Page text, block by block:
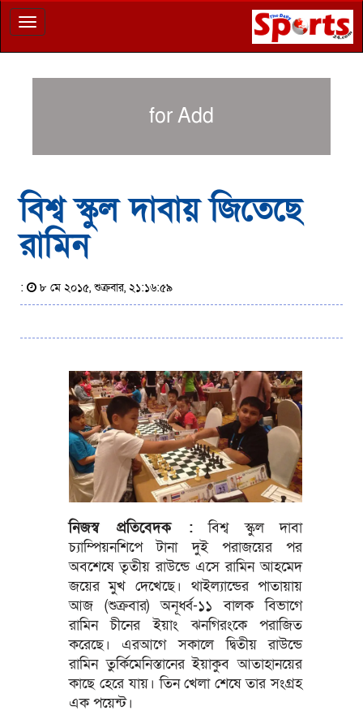
Toggle
navigation
for Add
বিশ্ব স্কুল দাবায় জিতেছে
রামিন
: ৮ মে ২০১৫, শুক্রবার, ২১:১৬:৫৯
নিজস্ব প্রতিবেদক :বিশ্ব স্কুল দাবা
চ্যাম্পিয়নশিপে টানা দুই পরাজয়ের পর
অবশেষে তৃতীয় রাউন্ডে এসে রামিন আহমেদ
জয়ের মুখ দেখেছে। থাইল্যান্ডের পাতায়ায়
আজ (শুক্রবার) অনূর্ধ্ব-১১ বালক বিভাগে
রামিন চীনের ইয়াং ঝনগিরংকে পরাজিত
করেছে। এরআগে সকালে দ্বিতীয় রাউন্ডে
রামিন তুর্কিমেনিস্তানের ইয়াকুব আতাহানয়ের
কাছে হেরে যায়। তিন খেলা শেষে তার সংগ্রহ
এক পয়েন্ট।